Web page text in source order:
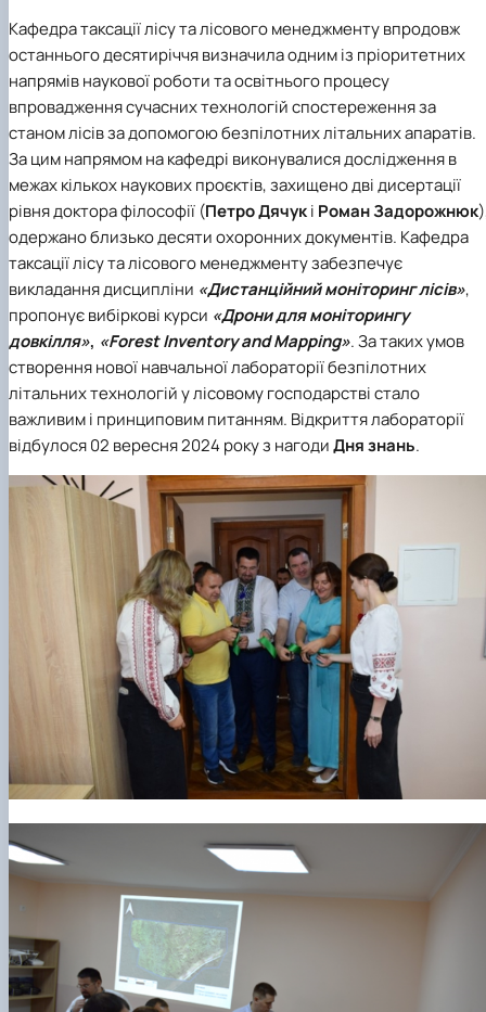
Працевлаштування
Студентські квитки
Інклюзивне середовище
Наукові школи
Стартап школа НУБіП України
Форми документів
Патентно-ліцензійна діяльність
садово-паркове господарство, ветеринарна
медицина»
Обладнання НУБіП України
Наукові видання
Досліднику та автору
Звіт про проведення НТЗ
Наукові журнали НУБіП України
Наукові журнали НУБіП України (English)
Пам'ятка про проведення науково-
заходів
Порядок планування та організації
проведення НТЗ
Результати науково-технічних заходів
Монографії
Наука для бізнесу
Каталог наукових послуг
«SEB-2024»
«SEB-2025»
Рада роботодавців
Благодійний фонд «Голосіївська ініціатива
2020»
Видатні випускники та працівники
Звіт ректора
Пам'яті захисників України
Почесні доктори і професори НУБіП України
Пресслужба
Університетський кур'єр
Вибори ректора
Програма розвитку університету
ініціатива – 2025»
Державні закупівлі
Офіційна символіка
Антикорупційні заходи
Уповноважена особа з питань запобігання
виявлення корупції
Положення про антикорупційного
уповноваженого НУБіП України
Національні нормативно-правові акти
Нормативно-правові акти НУБіП України
Інформаційні ресурси НАЗК
Методичні роз’яснення НАЗК
Антикорупційні заходи
Гендерна радниця
Контактна інформація
Кафедра таксації лісу та лісового менеджментувпродовж
останнього десятиріччя визначила одним із пріоритетних
напрямів наукової роботи та освітнього процесу
впровадження сучасних технологій спостереження за
станом лісів за допомогою безпілотних літальних апаратів.
За цим напрямом на кафедрі виконувалися дослідження в
межах кількох наукових проєктів, захищено дві дисертації
рівня доктора філософії (Петро Дячукі Роман Задорожнюк
одержано близько десяти охоронних документів. Кафедра
таксації лісу та лісового менеджментузабезпечує
викладання дисципліни «Дистанційний моніторинг лісів»,
пропонує вибіркові курси «Дрони для моніторингу
довкілля», «Forest Inventory and Mapping». За таких умов
створення нової навчальної лабораторії безпілотних
літальних технологій у лісовому господарстві стало
важливим і принциповим питанням. Відкриття лабораторії
відбулося 02 вересня 2024 року з нагодиДня знань.